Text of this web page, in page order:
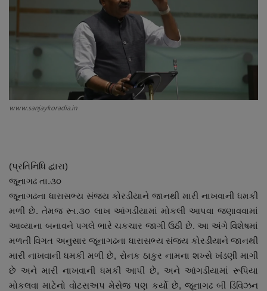
About Author
Contact
Dipotsav Special
આંતરરાષ્ટ્રીય
ગુજરાત
જુનાગઢ
Support US
બજારના સમાચાર
નાણાંકીય સમાચાર
www.sanjaykoradia.in
(પ્રતિનિધિ દ્વારા)
જૂનાગઢ તા.૩૦
જૂનાગઢના ધારાસભ્ય સંજય કોરડીયાને જાનથી મારી નાખવાની ધમકી
મળી છે. તેમજ રૂા.૩૦ લાખ આંગડીયામાં મોકલી આપવા જણાવવામાં
આવ્યાના બનાવને પગલે ભારે ચકચાર જાગી ઉઠી છે. આ અંગે વિશેષમાં
મળતી વિગત અનુસાર જૂનાગઢના ધારાસભ્ય સંજય કોરડીયાને જાનથી
મારી નાખવાની ધમકી મળી છે, રોનક ઠાકુર નામના શખ્સે ખંડણી માગી
છે અને મારી નાખવાની ધમકી આપી છે, અને આંગડીયામાં રૂપિયા
મોકલવા માટેનો વોટસઅપ મેસેજ પણ કર્યો છે, જૂનાગઢ બી ડિવિઝન